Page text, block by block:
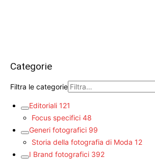
Categorie
Filtra le categorie
Editoriali 121
Focus specifici 48
Generi fotografici 99
Storia della fotografia di Moda 12
I Brand fotografici 392